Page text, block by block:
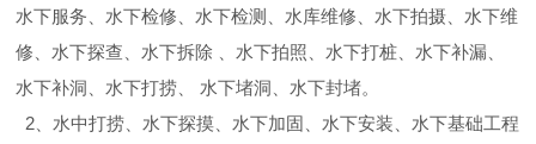
水下服务、水下检修、水下检测、水库维修、水下拍摄、水下维
修、水下探查、水下拆除 、水下拍照、水下打桩、水下补漏、
水下补洞、水下打捞、 水下堵洞、水下封堵。
2、水中打捞、水下探摸、水下加固、水下安装、水下基础工程